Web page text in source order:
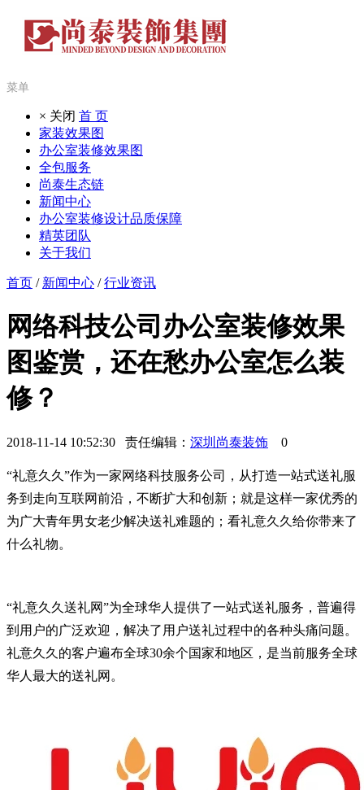
菜单
× 关闭 首 页
家装效果图
办公室装修效果图
全包服务
尚泰生态链
新闻中心
办公室装修设计品质保障
精英团队
关于我们
首页 / 新闻中心 /行业资讯
网络科技公司办公室装修效果
图鉴赏，还在愁办公室怎么装
修？
2018-11-14 10:52:30 责任编辑： 深圳尚泰装饰 0
“礼意久久”作为一家网络科技服务公司，从打造一站式送礼服
务到走向互联网前沿，不断扩大和创新；就是这样一家优秀的
为广大青年男女老少解决送礼难题的；看礼意久久给你带来了
什么礼物。
“礼意久久送礼网”为全球华人提供了一站式送礼服务，普遍得
到用户的广泛欢迎，解决了用户送礼过程中的各种头痛问题。
礼意久久的客户遍布全球30余个国家和地区，是当前服务全球
华人最大的送礼网。